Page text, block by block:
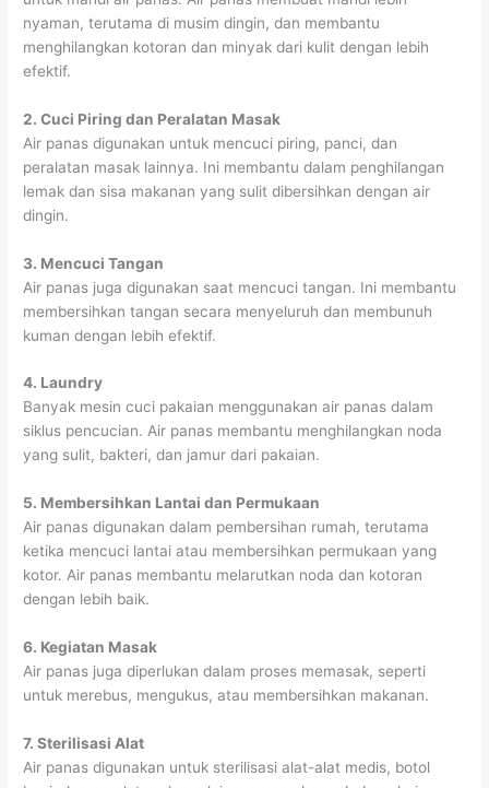
nyaman, terutama di musim dingin, dan membantu
menghilangkan kotoran dan minyak dari kulit dengan lebih
efektif.
2. Cuci Piring dan Peralatan Masak
Air panas digunakan untuk mencuci piring, panci, dan
peralatan masak lainnya. Ini membantu dalam penghilangan
lemak dan sisa makanan yang sulit dibersihkan dengan air
dingin.
3. Mencuci Tangan
Air panas juga digunakan saat mencuci tangan. Ini membantu
membersihkan tangan secara menyeluruh dan membunuh
kuman dengan lebih efektif.
4. Laundry
Banyak mesin cuci pakaian menggunakan air panas dalam
siklus pencucian. Air panas membantu menghilangkan noda
yang sulit, bakteri, dan jamur dari pakaian.
5. Membersihkan Lantai dan Permukaan
Air panas digunakan dalam pembersihan rumah, terutama
ketika mencuci lantai atau membersihkan permukaan yang
kotor. Air panas membantu melarutkan noda dan kotoran
dengan lebih baik.
6. Kegiatan Masak
Air panas juga diperlukan dalam proses memasak, seperti
untuk merebus, mengukus, atau membersihkan makanan.
7. Sterilisasi Alat
Air panas digunakan untuk sterilisasi alat-alat medis, botol